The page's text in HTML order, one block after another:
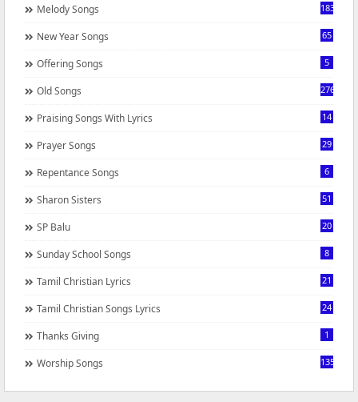
Melody Songs 183
New Year Songs 65
Offering Songs 5
Old Songs 276
Praising Songs With Lyrics 14
Prayer Songs 29
Repentance Songs 6
Sharon Sisters 51
SP Balu 20
Sunday School Songs 8
Tamil Christian Lyrics 21
Tamil Christian Songs Lyrics 24
Thanks Giving 1
Worship Songs 1350